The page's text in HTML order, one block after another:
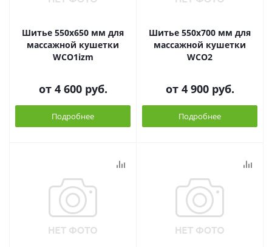
Шитье 550х650 мм для
массажной кушетки
WCO1izm
от 4 600 руб.
Подробнее
Шитье 550х700 мм для
массажной кушетки
WCO2
от 4 900 руб.
Подробнее